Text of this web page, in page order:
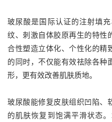
玻尿酸是国际认证的注射填
纹、刺激自体胶原再生的特性
合性塑造立体化、个性化的精
的同时，不仅能有效祛除各种
形，更有效改善肌肤质地。
玻尿酸能修复皮肤组织凹陷、
的肌肤恢复到饱满平滑状态